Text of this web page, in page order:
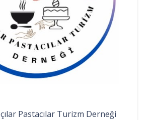
Pastacılar Turizm Derneği